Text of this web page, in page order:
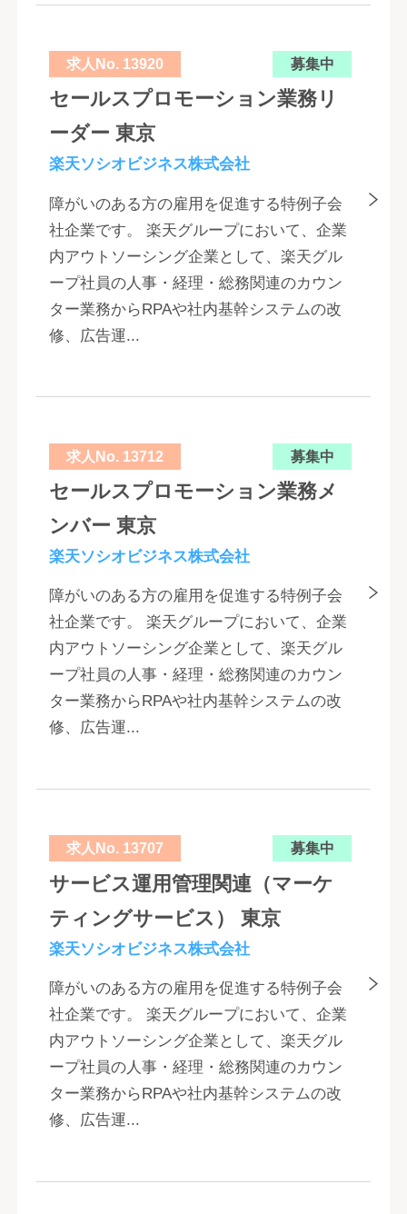
求人No. 13920 募集中
セールスプロモーション業務リ
ーダー 東京
楽天ソシオビジネス株式会社
障がいのある方の雇用を促進する特例子会
社企業です。 楽天グループにおいて、企業
内アウトソーシング企業として、楽天グル
ープ社員の人事・経理・総務関連のカウン
ター業務からRPAや社内基幹システムの改
修、広告運...
求人No. 13712 募集中
セールスプロモーション業務メ
ンバー 東京
楽天ソシオビジネス株式会社
障がいのある方の雇用を促進する特例子会
社企業です。 楽天グループにおいて、企業
内アウトソーシング企業として、楽天グル
ープ社員の人事・経理・総務関連のカウン
ター業務からRPAや社内基幹システムの改
修、広告運...
求人No. 13707 募集中
サービス運用管理関連（マーケ
ティングサービス） 東京
楽天ソシオビジネス株式会社
障がいのある方の雇用を促進する特例子会
社企業です。 楽天グループにおいて、企業
内アウトソーシング企業として、楽天グル
ープ社員の人事・経理・総務関連のカウン
ター業務からRPAや社内基幹システムの改
修、広告運...